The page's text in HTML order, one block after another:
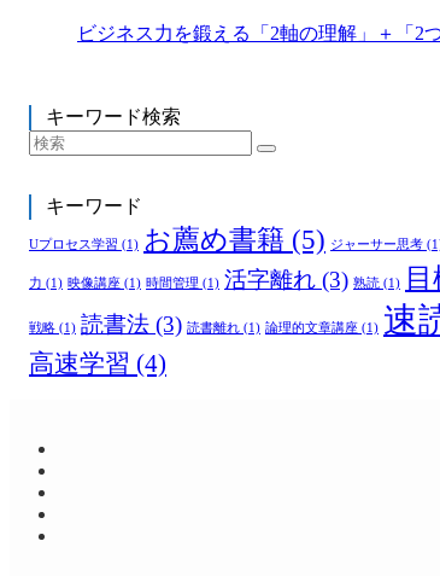
ビジネス力を鍛える「2軸の理解」＋「2
キーワード検索
キーワード
Uプロセス学習 (1) お薦め書籍 (5) ジャーサー思考
力 (1) 映像講座 (1) 時間管理 (1) 活字離れ (3) 熟読 (1)
戦略 (1) 読書法 (3) 読書離れ (1) 論理的文章講座 (1) 速
高速学習 (4)